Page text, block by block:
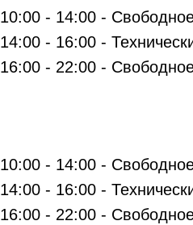
10:00 - 14:00 -
14:00 - 16:00 -
16:00 - 22:00 -
10:00 - 14:00 -
14:00 - 16:00 -
16:00 - 22:00 -